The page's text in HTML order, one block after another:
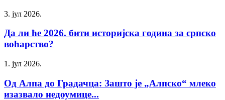
3. јул 2026.
Да ли ће 2026. бити историјска година за српско
воћарство?
1. јул 2026.
Од Алпа до Градачца: Зашто је „Алпско“ млеко
изазвало недоумице...